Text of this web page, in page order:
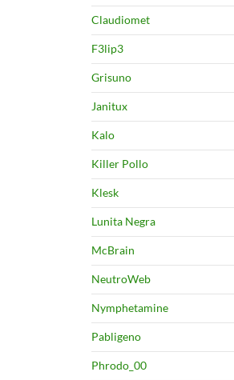
Claudiomet
F3lip3
Grisuno
Janitux
Kalo
Killer Pollo
Klesk
Lunita Negra
McBrain
NeutroWeb
Nymphetamine
Pabligeno
Phrodo_00